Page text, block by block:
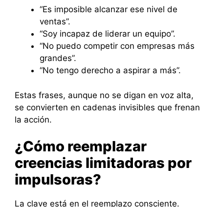
“Es imposible alcanzar ese nivel de
ventas”.
“Soy incapaz de liderar un equipo”.
“No puedo competir con empresas más
grandes”.
“No tengo derecho a aspirar a más”.
Estas frases, aunque no se digan en voz alta,
se convierten en cadenas invisibles que frenan
la acción.
¿Cómo reemplazar
creencias limitadoras por
impulsoras?
La clave está en el reemplazo consciente.